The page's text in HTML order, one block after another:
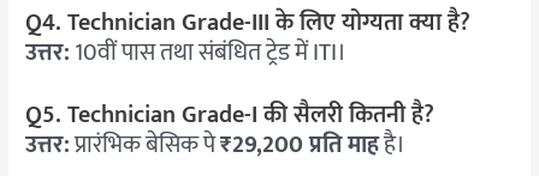
Q4. Technician Grade-III के लिए योग्यता क्या है?
उत्तर:10वीं पास तथा संबंधित ट्रेड में ITI।
Q5. Technician Grade-I की सैलरी कितनी है?
उत्तर:प्रारंभिक बेसिक पे₹29,200 प्रति माहहै।